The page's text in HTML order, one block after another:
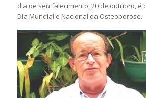
dia de seu falecimento, 20 de outubro, é
Dia Mundial e Nacional da Osteoporose.